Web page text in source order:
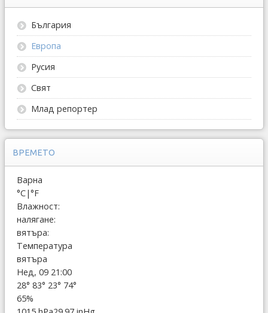
България
Европа
Русия
Свят
Млад репортер
ВРЕМЕТО
Варна
°C|°F
Влажност:
налягане:
вятъра:
Температура
вятъра
Нед, 09 21:00
28° 83° 23° 74°
65%